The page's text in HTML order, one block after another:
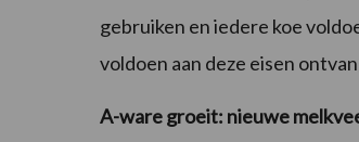
gebruiken en iedere koe
voldoen aan deze eisen
A-ware groeit: nieuwe